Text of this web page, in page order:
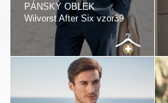
PÁNSKÝ OBLEK
Wilvorst After Six vzor39